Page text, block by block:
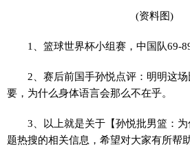
(资料图)
1、篮球世界杯小组赛，中国队69-
2、赛后前国手孙悦点评：明明这
要，为什么身体语言会那么不在乎。
3、以上就是关于【孙悦批男篮：
题热搜的相关信息，希望对大家有所帮